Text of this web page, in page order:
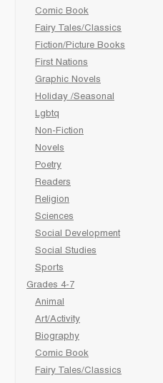
Comic Book
Fairy Tales/Classics
Fiction/Picture Books
First Nations
Graphic Novels
Holiday /Seasonal
Lgbtq
Non-Fiction
Novels
Poetry
Readers
Religion
Sciences
Social Development
Social Studies
Sports
Grades 4-7
Animal
Art/Activity
Biography
Comic Book
Fairy Tales/Classics